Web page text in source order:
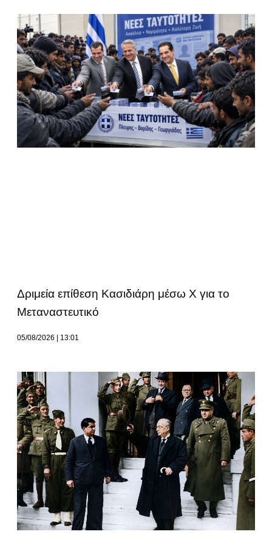
Δριμεία επίθεση Κασιδιάρη μέσω Χ για το
Μεταναστευτικό
05/08/2026 13:01